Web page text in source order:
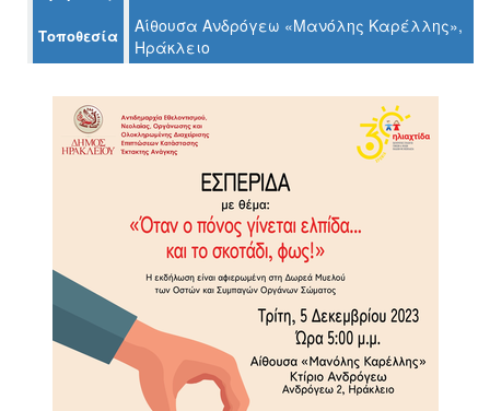
ΤΟΠΟΣ
ΑΝΘΕΚΤΙΚΗ
Τοποθεσία
Αίθουσα Ανδρόγεω «Μανόλης Καρέλλης»,
Ηράκλειο